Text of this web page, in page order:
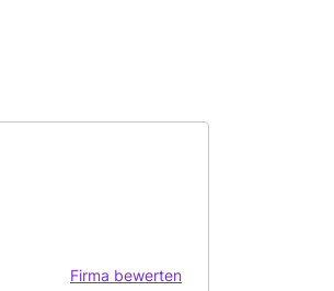
Firma bewerten